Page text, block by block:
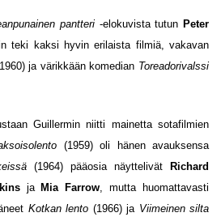
pantteri-elokuvista tutunPeter
teki kaksi hyvin erilaista filmiä, vakavan
ja värikkään komedian Toreadorivalssi
Guillermin niitti mainetta sotafilmien
(1959) oli hänen avauksensa
(1964) pääosia näyttelivät Richard
jaMia Farrow , mutta huomattavasti
Kotkan lento (1966) ja Viimeinen silta